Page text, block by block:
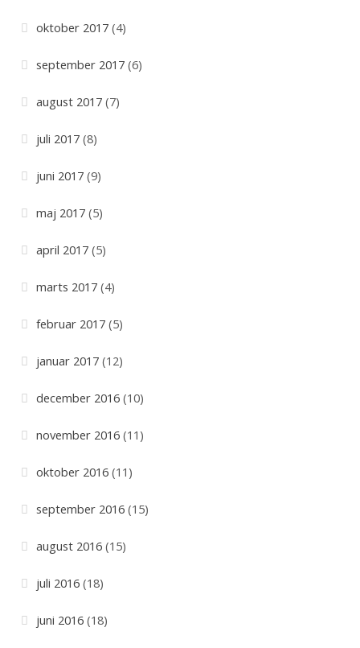
oktober 2017(4)
september 2017(6)
august 2017(7)
juli 2017(8)
juni 2017(9)
maj 2017(5)
april 2017(5)
marts 2017(4)
februar 2017(5)
januar 2017(12)
december 2016(10)
november 2016(11)
oktober 2016(11)
september 2016(15)
august 2016(15)
juli 2016(18)
juni 2016(18)